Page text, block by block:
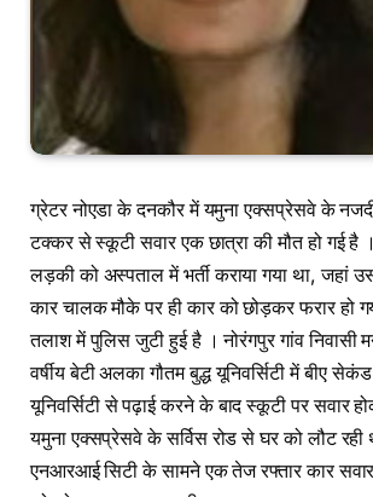
ग्रेटर नोएडा के दनकौर में यमुना एक्सप्रेसवे के
टक्कर से स्कूटी सवार एक छात्रा की मौत हो गई
लड़की को अस्पताल में भर्ती कराया गया था, जहां
कार चालक मौके पर ही कार को छोड़कर फरार हो
तलाश में पुलिस जुटी हुई है । नोरंगपुर गांव निवासी
वर्षीय बेटी अलका गौतम बुद्ध यूनिवर्सिटी में बीए
यूनिवर्सिटी से पढ़ाई करने के बाद स्कूटी पर सवार
यमुना एक्सप्रेसवे के सर्विस रोड से घर को लौट रही
एनआरआई सिटी के सामने एक तेज रफ्तार कार